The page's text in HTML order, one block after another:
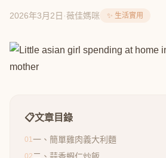
2026年3月2日 ·薇佳媽咪 ✨ 生活實用
📋文章目錄
01一、簡單雞肉義大利麵
02